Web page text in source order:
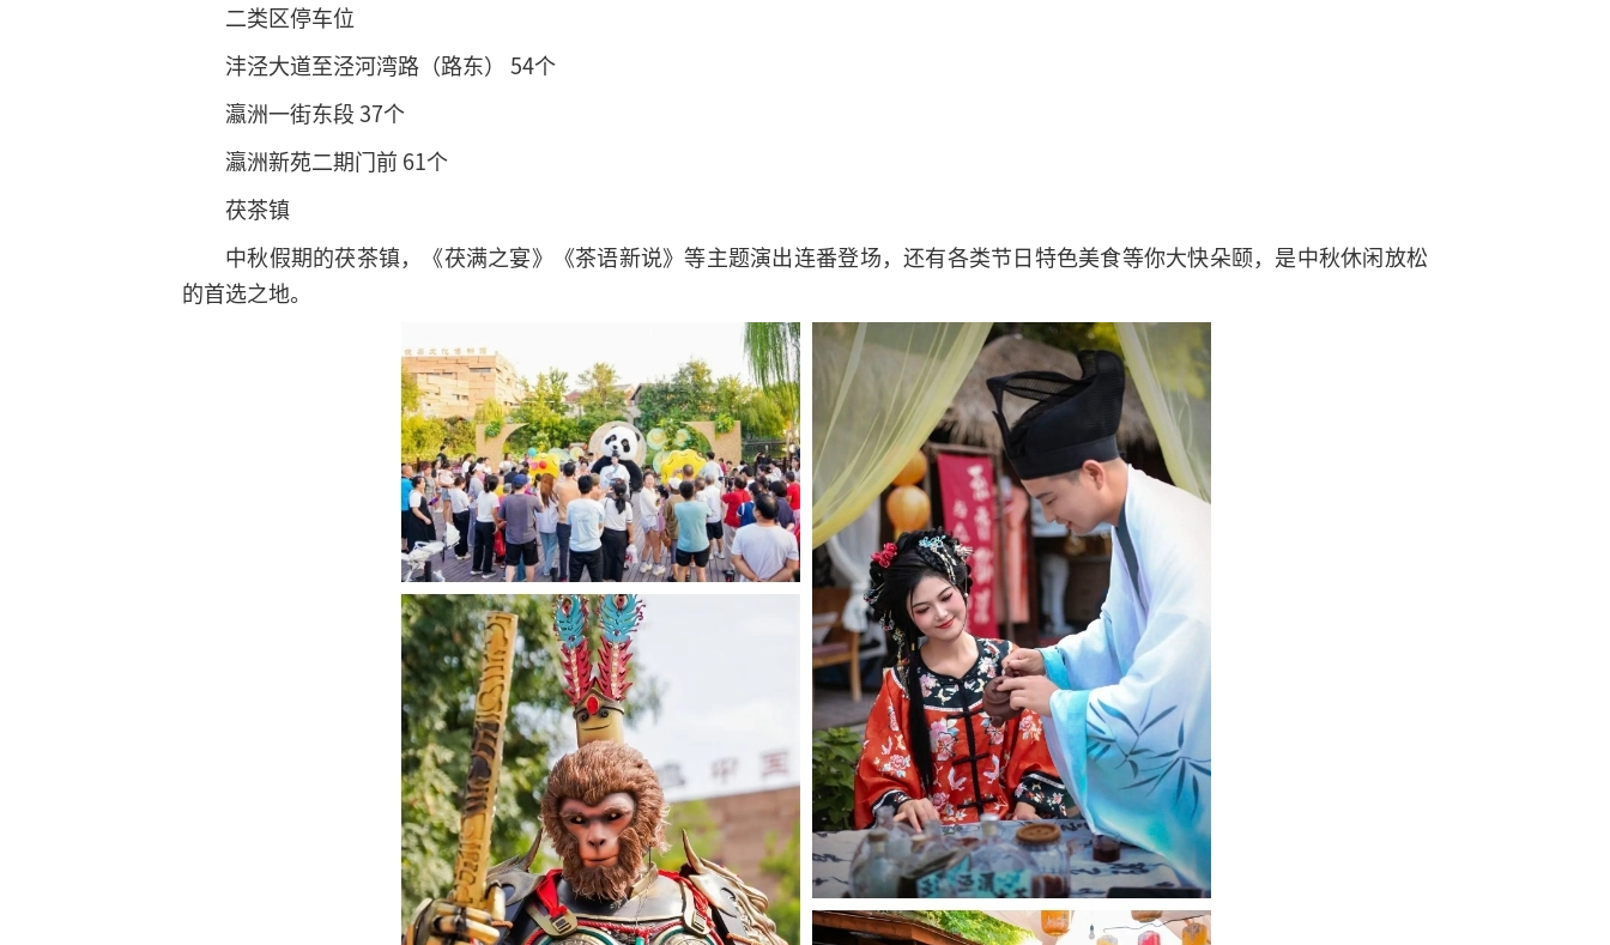
二类区停车位
沣泾大道至泾河湾路（路东） 54个
瀛洲一街东段 37个
瀛洲新苑二期门前 61个
茯茶镇
中秋假期的茯茶镇，《茯满之宴》《茶语新说》等主题演出连番登场，还有各类节日特色美食等你大快朵颐，是中秋休闲放松
的首选之地。